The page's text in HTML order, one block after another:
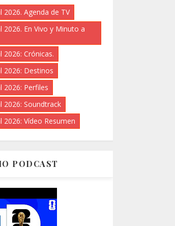
2026. Agenda de TV
2026. En Vivo y Minuto a
2026: Crónicas.
2026: Destinos
2026: Perfiles
2026: Soundtrack
2026: Vídeo Resumen
PODCAST